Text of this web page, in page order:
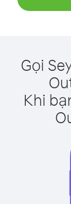
Gọi
Khi